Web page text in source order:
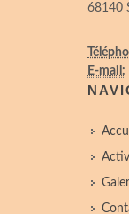
68140
E-mail: